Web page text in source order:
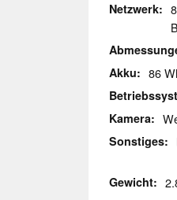
Netzwerk
Akku 86
Kamera
Sonstiges
Gewicht